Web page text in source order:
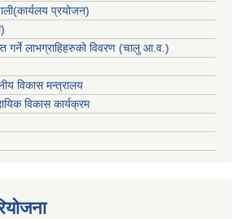
प्रयोजन)
गर्ने लाभग्राहिहरुको विवरण (चालु आ.व.)
विकास मन्त्रालय
विकास कार्यक्रम